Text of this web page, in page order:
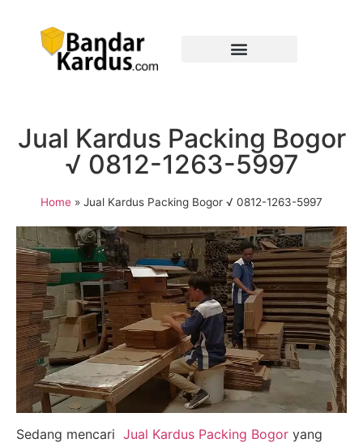
Jual Kardus Packing Bogor
√ 0812-1263-5997
Home » Jual Kardus Packing Bogor √ 0812-1263-5997
Sedang mencari Jual Kardus Packing Bogor yang